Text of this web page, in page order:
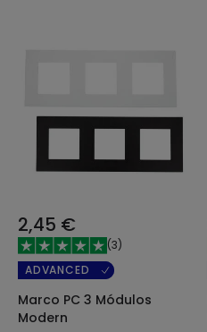
2,45 €
(3)
ADVANCED
Marco PC 3 Módulos
Modern